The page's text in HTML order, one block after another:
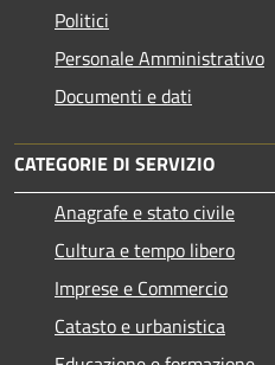
Politici
Personale Amministrativo
Documenti e dati
CATEGORIE DI SERVIZIO
Anagrafe e stato civile
Cultura e tempo libero
Imprese e Commercio
Catasto e urbanistica